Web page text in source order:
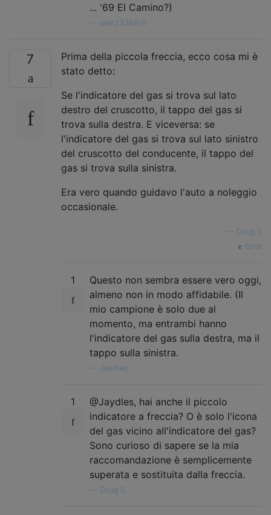
... '69 El Camino?)
user2338816
7
Prima della piccola freccia, ecco cosa mi è
stato detto:
Se l'indicatore del gas si trova sul lato
destro del cruscotto, il tappo del gas si
trova sulla destra. E viceversa: se
l'indicatore del gas si trova sul lato sinistro
del cruscotto del conducente, il tappo del
gas si trova sulla sinistra.
Era vero quando guidavo l'auto a noleggio
occasionale.
Doug S
fonte
1
Questo non sembra essere vero oggi,
almeno non in modo affidabile. (Il
mio campione è solo due al
momento, ma entrambi hanno
l'indicatore del gas sulla destra, ma il
tappo sulla sinistra.
Jaydles,
1
@Jaydles, hai anche il piccolo
indicatore a freccia? O è solo l'icona
del gas vicino all'indicatore del gas?
Sono curioso di sapere se la mia
raccomandazione è semplicemente
superata e sostituita dalla freccia.
Doug S,